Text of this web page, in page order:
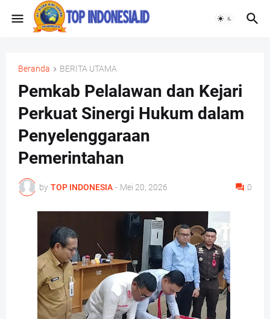
Beranda BERITA UTAMA
Pemkab Pelalawan dan Kejari
Perkuat Sinergi Hukum dalam
Penyelenggaraan
Pemerintahan
by TOP INDONESIA - Mei 20, 2026 0